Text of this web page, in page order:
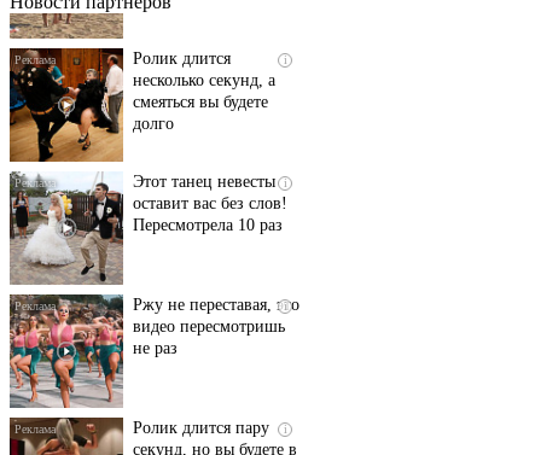
смеяться вы будете
долго
Пересмотрела 10 раз
не раз
шоке от увиденного